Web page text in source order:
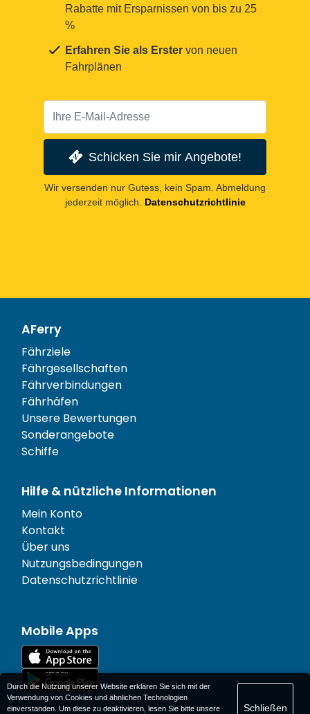
Rabatte mit Ersparnissen von bis zu 25
%
Erfahren Sie als Erster von neuen
Fahrplänen
Schicken Sie mir Angebote!
Wir versenden nur Gutess, kein Spam. Abmeldung
jederzeit möglich.
Datenschutzrichtlinie
AFerry
Fährziele
Fährgesellschaften
Fährverbindungen
Fährhäfen
Unsere Bewertungen
Sonderangebote
Schiffe
Hilfe & nützliche Informationen
Mein Konto
Kontakt
Über uns
Nutzungsbedingungen
Datenschutzrichtlinie
Mobile Apps
Durch die Nutzung unserer Website erklären Sie sich mit der
Verwendung von Cookies und ähnlichen Technologien
einverstanden. Um diese zu deaktivieren, lesen Sie bitte unsere
Schließen